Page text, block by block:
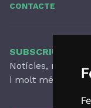
CONTACTE
SUBSCRIU-TE
Notícies,
i molt més, amb